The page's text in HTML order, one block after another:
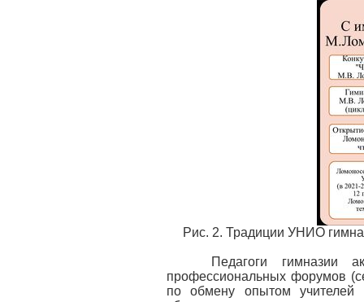
Рис. 2. Традиции УНИО
Педагоги гимназии
профессиональных форумов
по обмену опытом учителей